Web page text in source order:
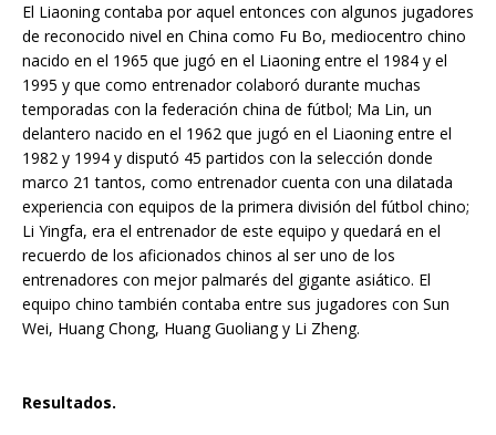
El Liaoning contaba por aquel entonces con algunos jugadores
de reconocido nivel en China como Fu Bo, mediocentro chino
nacido en el 1965 que jugó en el Liaoning entre el 1984 y el
1995 y que como entrenador colaboró durante muchas
temporadas con la federación china de fútbol; Ma Lin, un
delantero nacido en el 1962 que jugó en el Liaoning entre el
1982 y 1994 y disputó 45 partidos con la selección donde
marco 21 tantos, como entrenador cuenta con una dilatada
experiencia con equipos de la primera división del fútbol chino;
Li Yingfa, era el entrenador de este equipo y quedará en el
recuerdo de los aficionados chinos al ser uno de los
entrenadores con mejor palmarés del gigante asiático. El
equipo chino también contaba entre sus jugadores con Sun
Wei, Huang Chong, Huang Guoliang y Li Zheng.
Resultados.